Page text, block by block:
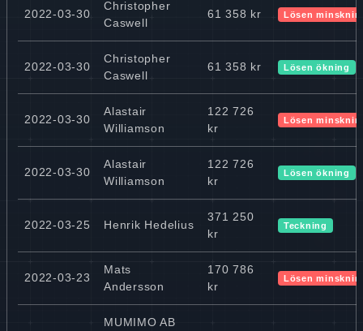
2022-03-30
Christopher
Caswell
61 358 kr Lösen
2022-03-30
Christopher
Caswell
61 358 kr Lösen ökning
2022-03-30
Alastair
Williamson
122 726
kr
Lösen
2022-03-30
Alastair
Williamson
122 726
kr
Lösen ökning
2022-03-25 Henrik Hedelius
371 250
kr
Teckning
2022-03-23
Mats
Andersson
170 786
kr
Lösen
MUMIMO AB